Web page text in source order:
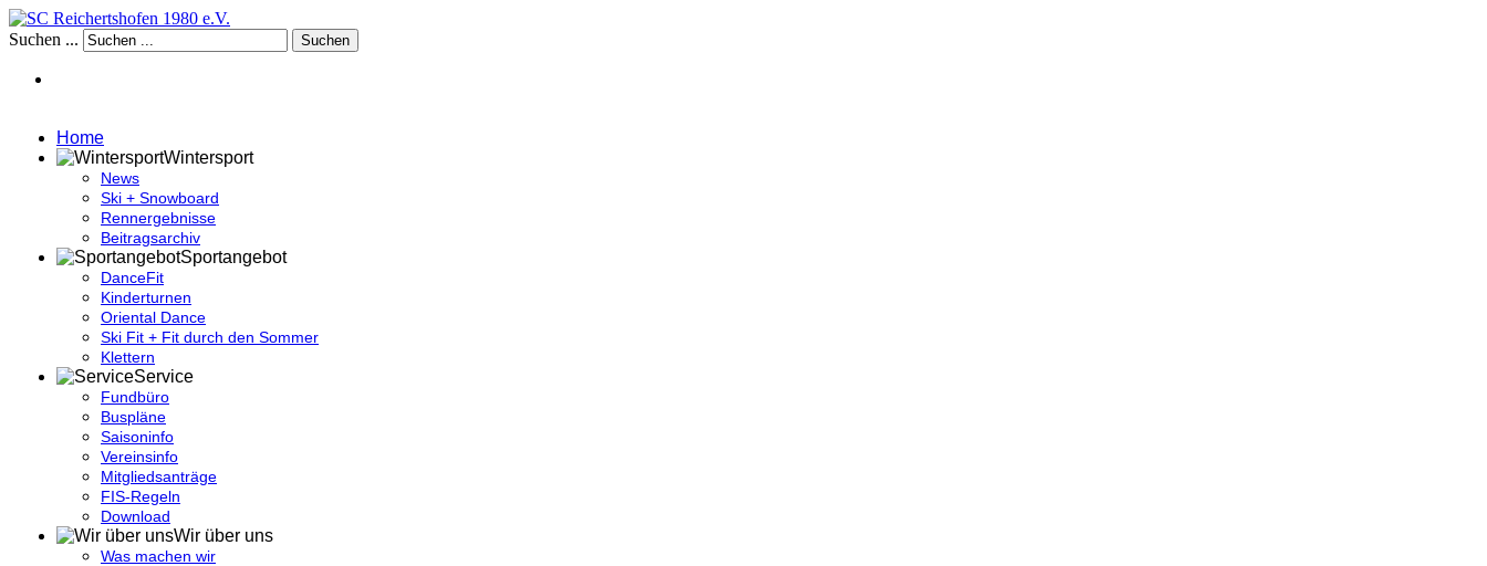
Suchen ... Suchen
Home
Wintersport
News
Ski + Snowboard
Rennergebnisse
Beitragsarchiv
Sportangebot
DanceFit
Kinderturnen
Oriental Dance
Ski Fit + Fit durch den Sommer
Klettern
Service
Fundbüro
Buspläne
Saisoninfo
Vereinsinfo
Mitgliedsanträge
FIS-Regeln
Download
Wir über uns
Was machen wir